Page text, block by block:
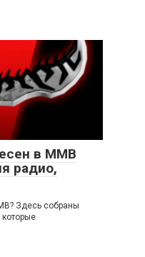
в ММВ
радио,
Здесь собраны
которые